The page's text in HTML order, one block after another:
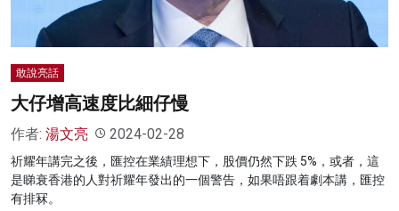
灼見活動
敢說亮話
大仔增高速度比細仔慢
作者: 湯文亮 2024-02-28
祈耀年講完之後，匯控在業績理想下，股價仍然下跌 5%，或者，這
是睇衰香港的人對祈耀年發出的一個警告，如果唔跟着劇本講，匯控
有排冧。